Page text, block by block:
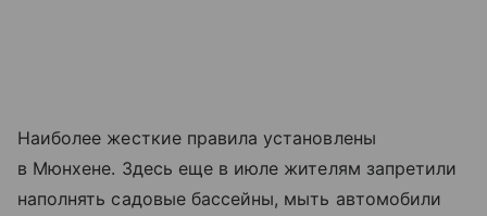
Наиболее жесткие правила установлены
в Мюнхене. Здесь еще в июле жителям запретили
наполнять садовые бассейны, мыть автомобили